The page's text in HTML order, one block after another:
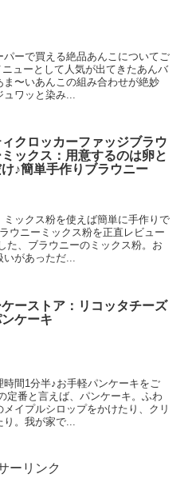
ーで買える絶品あんこについてご
ューとして人気が出てきたあんバ
〜いあんこの組み合わせが絶妙
ュワッと染み...
クロッカーファッジブラウ
ックス：用意するのは卵と
♪簡単手作りブラウニー
ックス粉を使えば簡単に手作りで
ウニーミックス粉を正直レビュー
た、ブラウニーのミックス粉。お
いがあっただ...
ーストア：リコッタチーズ
ケーキ
間1分半♪お手軽パンケーキをご
定番と言えば、パンケーキ。ふわ
イプルシロップをかけたり、クリ
。我が家で...
ーリンク